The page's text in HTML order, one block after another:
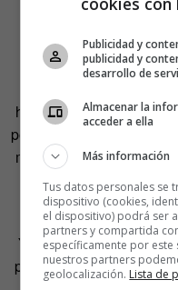
hegemonía y
por la que este cronista
me temo que se las
el mismo número de
Y volviendo al título, y
países organizadores,
Publicidad y
publicidad y
desarrollo de
Almacenar la
acceder a ella
Más información
Tus datos personales se
dispositivo (cookies,
el dispositivo) podrá ser
partners y compartida
específicamente por
nuestros partners
geolocalización. Lista de